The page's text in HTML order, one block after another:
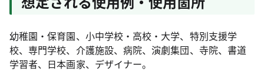
幼稚園・保育園、小中学校・高校・大学、特別支援学
校、専門学校、介護施設、病院、演劇集団、寺院、書道
学習者、日本画家、デザイナー。